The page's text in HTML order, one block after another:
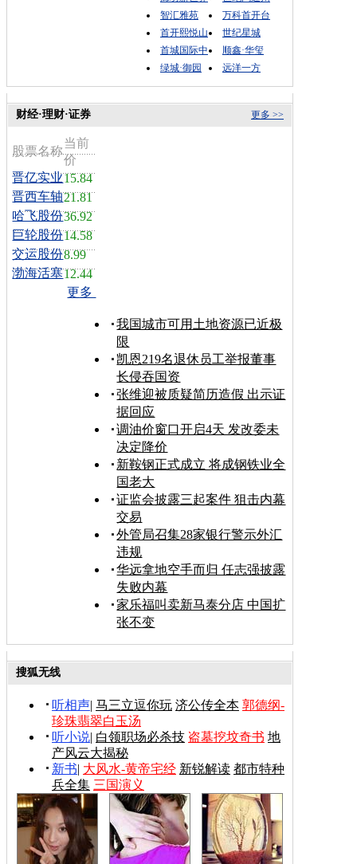
智汇雅苑
万科首开台
首开熙悦山
世纪星城
首城国际中
顺鑫·华玺
绿城·御园
远洋一方
更多 >>
财经·理财·证券
股票名称
当前
价
晋亿实业15.84
晋西车轴21.81
哈飞股份36.92
巨轮股份14.58
交运股份8.99
渤海活塞12.44
更多
我国城市可用土地资源已近极
限
凯恩219名退休员工举报董事
长侵吞国资
张维迎被质疑简历造假 出示证
据回应
调油价窗口开启4天 发改委未
决定降价
新鞍钢正式成立 将成钢铁业全
国老大
证监会披露三起案件 狙击内幕
交易
外管局召集28家银行警示外汇
违规
华远拿地空手而归 任志强披露
失败内幕
家乐福叫卖新马泰分店 中国扩
张不变
搜狐无线
听相声| 马三立逗你玩 济公传全本 郭德纲-
珍珠翡翠白玉汤
听小说| 白领职场必杀技 盗墓挖坟奇书 地
产风云大揭秘
新书| 大风水-黄帝宅经 新锐解读 都市特种
兵全集 三国演义